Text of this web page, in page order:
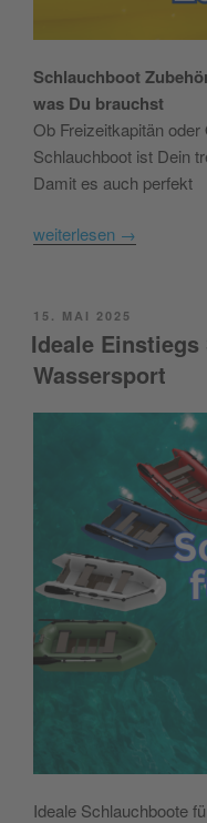
Schlauchboot
was Du brauchst
Ob Freizeitkapitän
Schlauchboot ist Dein
Damit es auch perfekt
weiterlesen →
POSTED
ON
15. MAI 2025
Ideale
Wassersport
Ideale Schlauchboote